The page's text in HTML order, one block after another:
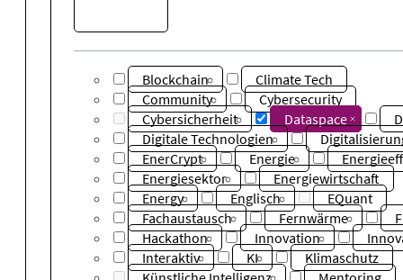
Blockchain
Climate Tech
Community
Cybersecurity
Cybersicherheit
Dataspace
Digitale Technologien
EnerCrypt
Energie
Energiesektor
Energiewirtschaft
Energy
Englisch
EQuant
Fachaustausch
Fernwärme
Hackathon
Innovation
Interaktiv
KI
Klimaschutz